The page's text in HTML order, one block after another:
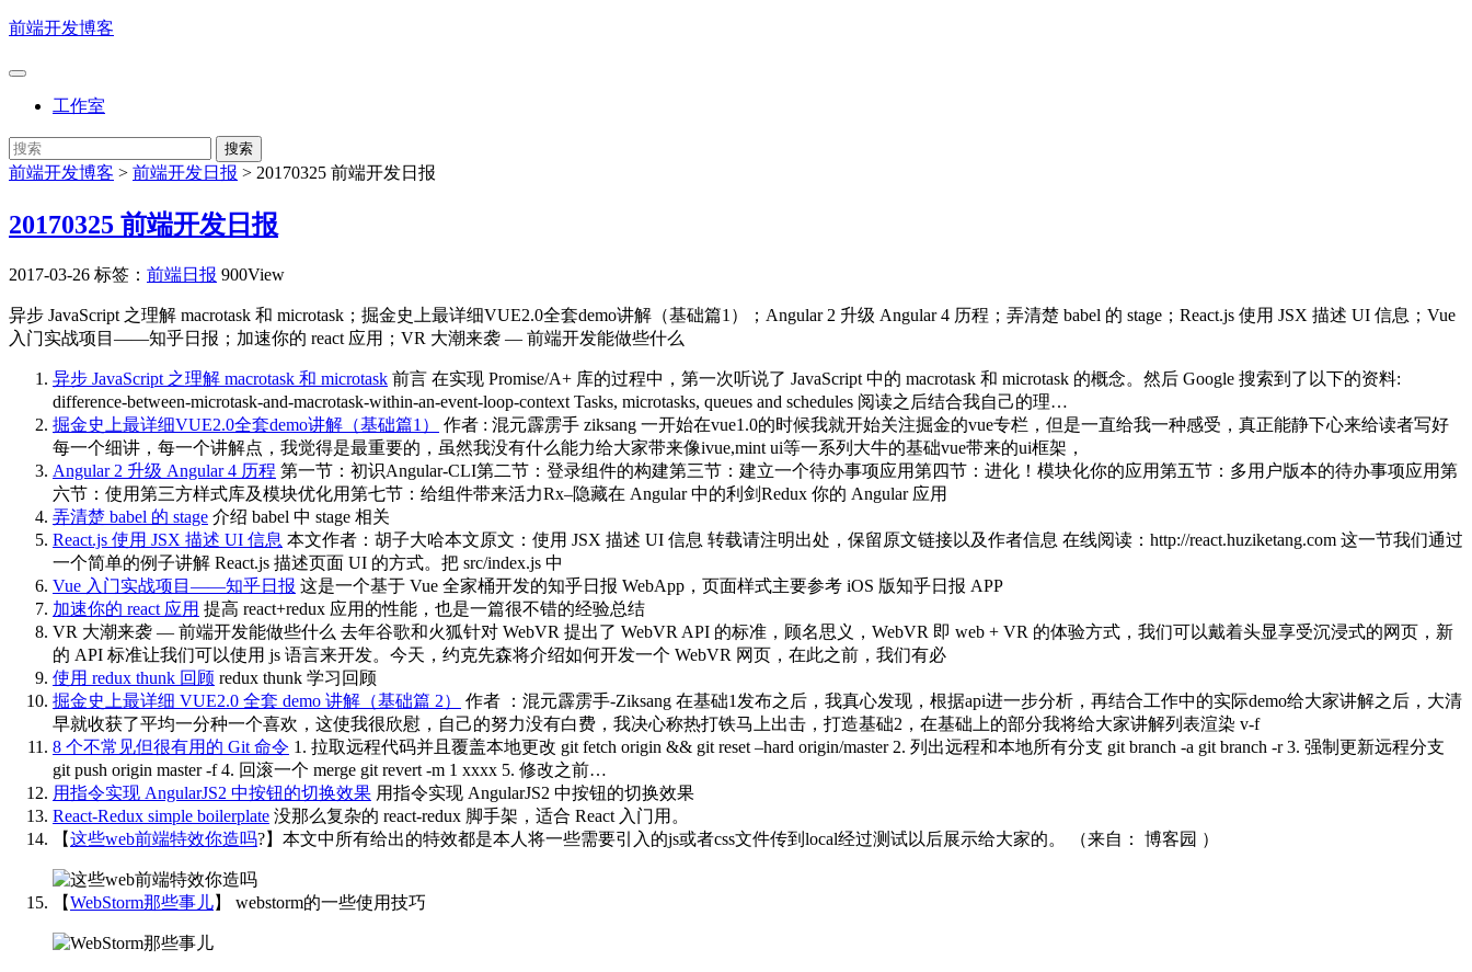
前端开发博客
工作室
前端开发博客 > 前端开发日报 > 20170325 前端开发日报
20170325 前端开发日报
2017-03-26 标签： 前端日报 900View
异步 JavaScript 之理解 macrotask 和 microtask；掘金史上最详细VUE2.0全套demo讲解（基础篇1）；Angular 2 升级 Angular 4 历程；弄清楚 babel 的 stage；React.js 使用 JSX 描述 UI 信息；Vue
入门实战项目——知乎日报；加速你的 react 应用；VR 大潮来袭 — 前端开发能做些什么
异步 JavaScript 之理解 macrotask 和 microtask 前言 在实现 Promise/A+ 库的过程中，第一次听说了 JavaScript 中的 macrotask 和 microtask 的概念。然后 Google 搜索到了以下的资料:
difference-between-microtask-and-macrotask-within-an-event-loop-context Tasks, microtasks, queues and schedules 阅读之后结合我自己的理…
掘金史上最详细VUE2.0全套demo讲解（基础篇1）
作者 : 混元霹雳手 ziksang 一开始在vue1.0的时候我就开始关注掘金的vue专栏，但是一直给我一种感受，真正能静下心来给读者写好
每一个细讲，每一个讲解点，我觉得是最重要的，虽然我没有什么能力给大家带来像ivue,mint ui等一系列大牛的基础vue带来的ui框架，
Angular 2 升级 Angular 4 历程 第一节：初识Angular-CLI第二节：登录组件的构建第三节：建立一个待办事项应用第四节：进化！模块化你的应用第五节：多用户版本的待办事项应用第
六节：使用第三方样式库及模块优化用第七节：给组件带来活力Rx–隐藏在 Angular 中的利剑Redux 你的 Angular 应用
弄清楚 babel 的 stage 介绍 babel 中 stage 相关
React.js 使用 JSX 描述 UI 信息 本文作者：胡子大哈本文原文：使用 JSX 描述 UI 信息 转载请注明出处，保留原文链接以及作者信息 在线阅读：http://react.huziketang.com 这一节我们通过
一个简单的例子讲解 React.js 描述页面 UI 的方式。把 src/index.js 中
Vue 入门实战项目——知乎日报 这是一个基于 Vue 全家桶开发的知乎日报 WebApp，页面样式主要参考 iOS 版知乎日报 APP
加速你的 react 应用 提高 react+redux 应用的性能，也是一篇很不错的经验总结
VR 大潮来袭 — 前端开发能做些什么 去年谷歌和火狐针对 WebVR 提出了 WebVR API 的标准，顾名思义，WebVR 即 web + VR 的体验方式，我们可以戴着头显享受沉浸式的网页，新
的 API 标准让我们可以使用 js 语言来开发。今天，约克先森将介绍如何开发一个 WebVR 网页，在此之前，我们有必
使用 redux thunk 回顾 redux thunk 学习回顾
掘金史上最详细 VUE2.0 全套 demo 讲解（基础篇 2）
作者 ：混元霹雳手-Ziksang 在基础1发布之后，我真心发现，根据api进一步分析，再结合工作中的实际demo给大家讲解之后，大清
早就收获了平均一分种一个喜欢，这使我很欣慰，自己的努力没有白费，我决心称热打铁马上出击，打造基础2，在基础上的部分我将给大家讲解列表渲染 v-f
8 个不常见但很有用的 Git 命令 1. 拉取远程代码并且覆盖本地更改 git fetch origin && git reset –hard origin/master 2. 列出远程和本地所有分支 git branch -a git branch -r 3. 强制更新远程分支
git push origin master -f 4. 回滚一个 merge git revert -m 1 xxxx 5. 修改之前…
用指令实现 AngularJS2 中按钮的切换效果 用指令实现 AngularJS2 中按钮的切换效果
React-Redux simple boilerplate 没那么复杂的 react-redux 脚手架，适合 React 入门用。
【这些web前端特效你造吗?】本文中所有给出的特效都是本人将一些需要引入的js或者css文件传到local经过测试以后展示给大家的。 （来自： 博客园 ） ​​​​
【WebStorm那些事儿】 webstorm的一些使用技巧